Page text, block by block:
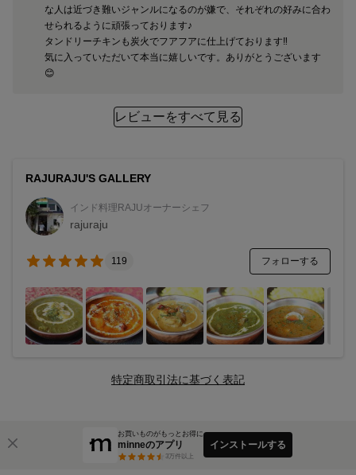
な人は近づき難いジャンルになるのが嫌で、それぞれの好みに合わ
せられるように頑張っております♪
タンドリーチキンも炭火でフアフアに仕上げております‼️
気に入っていただいて本当に嬉しいです。ありがとうございます
😊
レビューをすべて見る
RAJURAJU'S GALLERY
インド料理RAJUオーナーシェフ
rajuraju
119 フォローする
特定商取引法に基づく表記
お買いものがもっとお得に
minneのアプリ
3万件以上
インストールする